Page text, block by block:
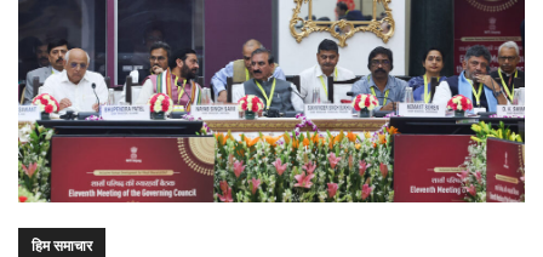
हिम समाचार